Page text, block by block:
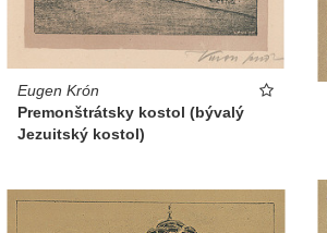
Eugen Krón
Premonštrátsky kostol (bývalý
Jezuitský kostol)